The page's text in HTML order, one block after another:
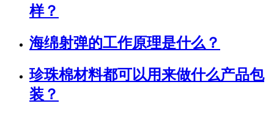
样？
海绵射弹的工作原理是什么？
珍珠棉材料都可以用来做什么产品包
装？